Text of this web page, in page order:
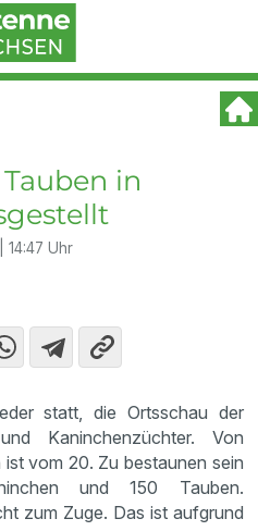
in
14:47 Uhr
statt, die Ortsschau der
Kaninchenzüchter. Von
vom 20. Zu bestaunen sein
und 150 Tauben.
zum Zuge. Das ist aufgrund